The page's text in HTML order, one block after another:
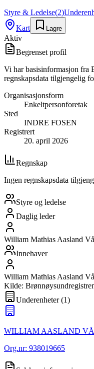
Styre & Ledelse(2)
Kart
Lagre
Aktiv
Begrenset profil
Vi har basisinformasjon fra
regnskapsdata tilgjengelig
Organisasjonsform
Enkeltpersonforetak
Sted
INDRE FOSEN
Registrert
20. april 2026
Regnskap
Ingen regnskapsdata
Styre og ledelse
Daglig leder
William Mathias Aasland
Innehaver
William Mathias Aasland
Kilde:
Underenheter(1)
WILLIAM AASLAND
Org.nr: 938019665